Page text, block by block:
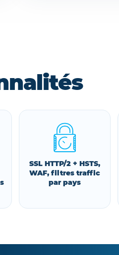
SSL HTTP/2 + HSTS,
WAF, filtres traffic
par pays